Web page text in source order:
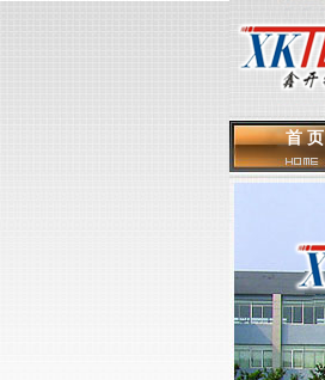
首 页